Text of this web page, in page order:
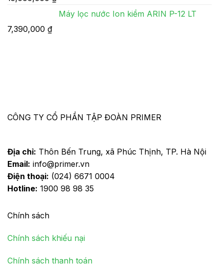
Máy lọc nước Ion kiềm ARIN P-12 LT
7,390,000 ₫
CÔNG TY CỔ PHẦN TẬP ĐOÀN PRIMER
Địa chỉ: Thôn Bến Trung, xã Phúc Thịnh, TP. Hà Nội
Email: info@primer.vn
Điện thoại: (024) 6671 0004
Hotline: 1900 98 98 35
Chính sách
Chính sách khiếu nại
Chính sách thanh toán